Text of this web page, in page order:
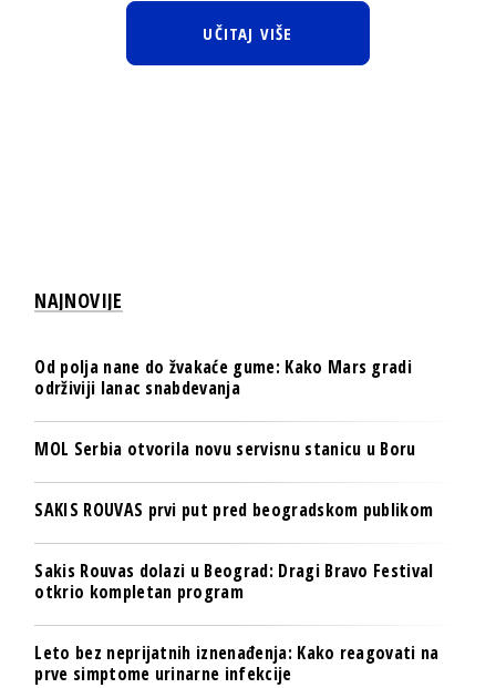
UČITAJ VIŠE
NAJNOVIJE
Od polja nane do žvakaće gume: Kako Mars gradi
održiviji lanac snabdevanja
MOL Serbia otvorila novu servisnu stanicu u Boru
SAKIS ROUVAS prvi put pred beogradskom publikom
Sakis Rouvas dolazi u Beograd: Dragi Bravo Festival
otkrio kompletan program
Leto bez neprijatnih iznenađenja: Kako reagovati na
prve simptome urinarne infekcije